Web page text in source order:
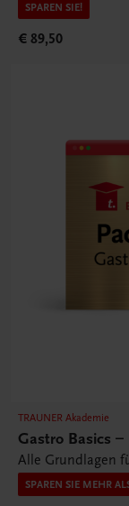
SPAREN SIE!
€ 89,50
TRAUNER Akademie
Gastro Basics –
Alle Grundlagen
SPAREN SIE MEHR